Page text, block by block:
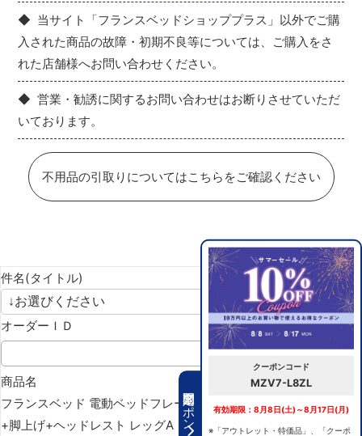
期間限定クーポン
クーポンコード
MZV7-L8ZL
有効期限：8月8日(土)～8月17日(月)
※「アウトレット・特価品」、「クーポ
当サイト「フランスベッドショッププラス」以外でご購
入された商品の故障・初期不良等については、ご購入をさ
れた店舗様へお問い合わせください。
営業・勧誘に関するお問い合わせはお断りさせていただ
いております。
不用品の引取りについてはこちらをご確認ください
件名(タイトル)
オーダーＩＤ
商品名
フランスベッド 電動ベッドフレーム グランサス GS-11F 背上げ
+脚上げ+ヘッドレスト レッグA